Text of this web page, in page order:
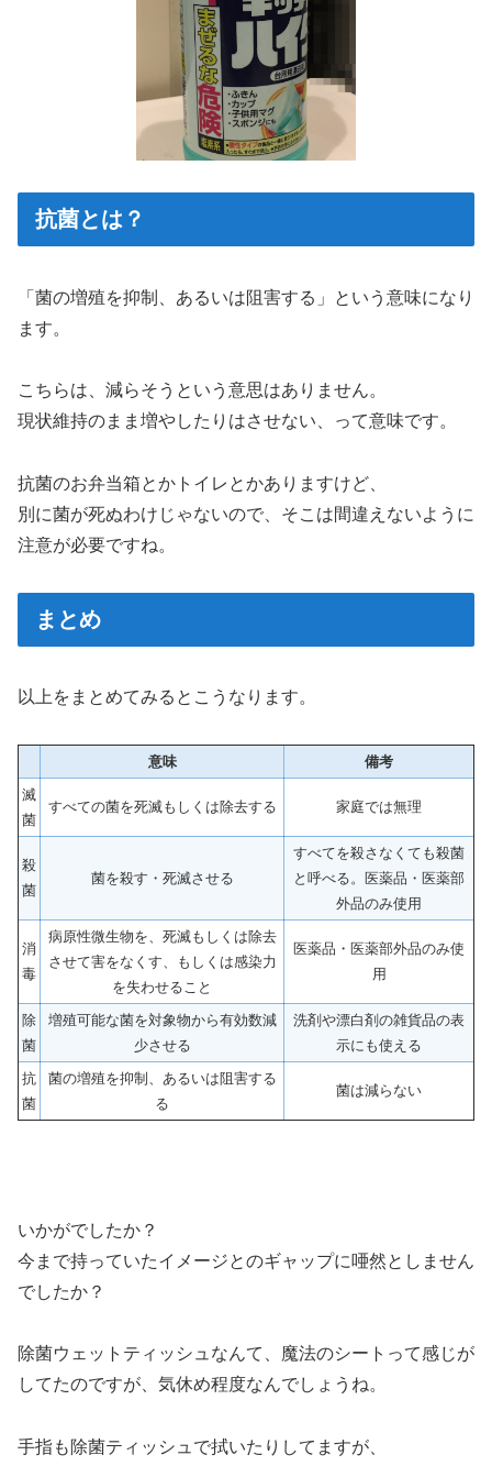
抗菌とは？
「菌の増殖を抑制、あるいは阻害する」という意味になり
ます。
こちらは、減らそうという意思はありません。
現状維持のまま増やしたりはさせない 、って意味です。
抗菌のお弁当箱とかトイレとかありますけど、
別に菌が死ぬわけじゃないので、そこは間違えないように
注意が必要ですね。
まとめ
以上をまとめてみるとこうなります。
意味
備考
滅
菌
すべての菌を死滅もしくは除去する 家庭では無理
殺
菌
菌を殺す・死滅させる
すべてを殺さなくても殺菌
と呼べる。医薬品・医薬部
外品のみ使用
消
毒
病原性微生物を、死滅もしくは除去
させて害をなくす、もしくは感染力
を失わせること
医薬品・医薬部外品のみ使
用
除
菌
増殖可能な菌を対象物から有効数減
少させる
洗剤や漂白剤の雑貨品の表
示にも使える
抗
菌
菌の増殖を抑制、あるいは阻害する
る
菌は減らない
いかがでしたか？
今まで持っていたイメージとのギャップに唖然としません
でしたか？
除菌ウェットティッシュなんて、魔法のシートって感じが
してたのですが、気休め程度なんでしょうね。
手指も除菌ティッシュで拭いたりしてますが、